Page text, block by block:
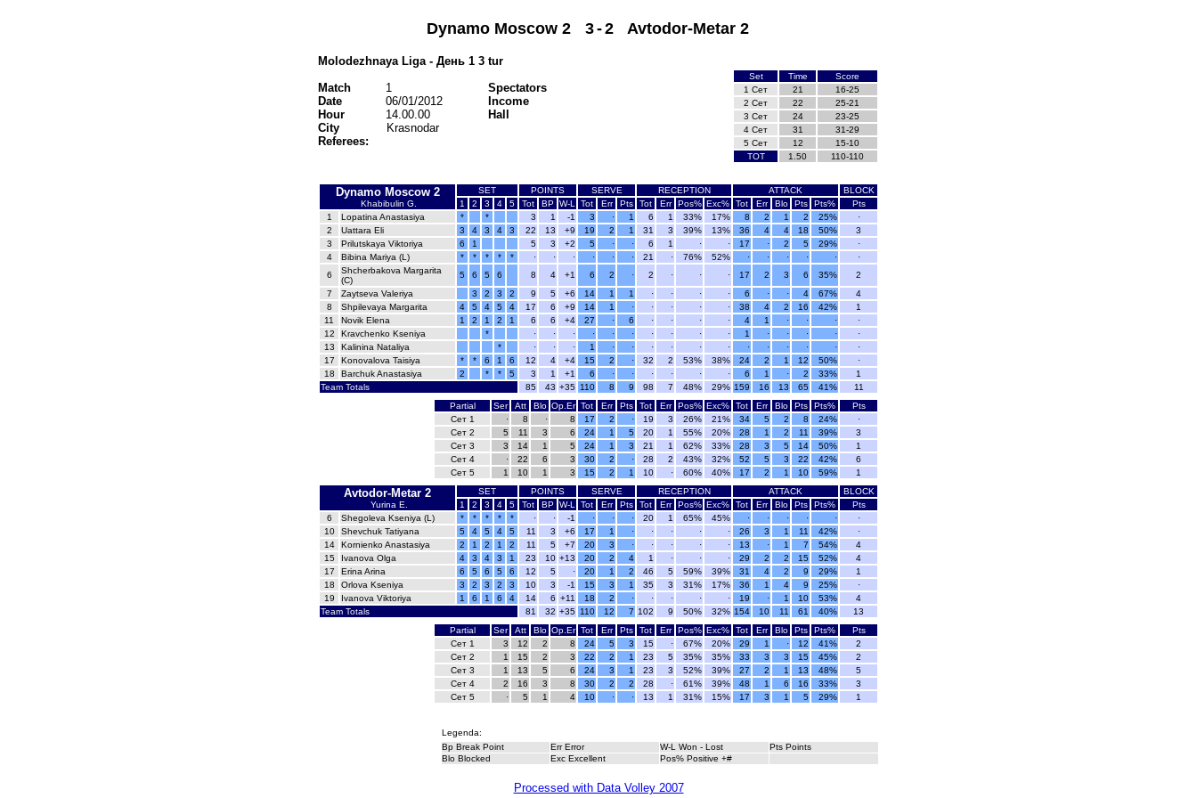
Dynamo Moscow 2 3-2 Avtodor-Metar 2
Molodezhnaya Liga - День 1 3 tur
Match
1
Spectators
Date
06/01/2012
Income
Hour
14.00.00
Hall
City
Krasnodar
Referees:
Set Time
Score
1 Сет
21
16-25
2 Сет
22
25-21
3 Сет
24
23-25
4 Сет
31
31-29
5 Сет
12
15-10
TOT
1.50 110-110
Dynamo Moscow 2
Khabibulin G.
SET POINTS SERVE RECEPTION ATTACK
BLOCK
1
2 3 4 5 Tot BP W-L Tot Err Pts Tot Err Pos% Exc% Tot Err Blo Pts Pts%
Pts
1
Lopatina Anastasiya * * 3 1 -1 3 · 1 6 1 33% 17% 8 2 1 2 25%
·
2
Uattara Eli 3 4 3 4 3 22 13 +9 19 2 1 31 3 39% 13% 36 4 4 18 50%
3
3
Prilutskaya Viktoriya 6 1 5 3 +2 5 · · 6 1 · · 17 · 2 5 29%
·
4
Bibina Mariya (L) * * * * * · · · · · · 21 · 76% 52% · · · · ·
·
6
Shcherbakova Margarita
(C)
5 6 5 6 8 4 +1 6 2 · 2 · · · 17 2 3 6 35%
2
7
Zaytseva Valeriya 3 2 3 2 9 5 +6 14 1 1 · · · · 6 · · 4 67%
4
8
Shpilevaya Margarita 4 5 4 5 4 17 6 +9 14 1 · · · · · 38 4 2 16 42%
1
11
Novik Elena 1 2 1 2 1 6 6 +4 27 · 6 · · · · 4 1 · · ·
·
12
Kravchenko Kseniya * · · · · · · · · · · 1 · · · ·
·
13
Kalinina Nataliya * · · · 1 · · · · · · · · · · ·
·
17
Konovalova Taisiya * * 6 1 6 12 4 +4 15 2 · 32 2 53% 38% 24 2 1 12 50%
·
18
Barchuk Anastasiya 2 * * 5 3 1 +1 6 · · · · · · 6 1 · 2 33%
1
Team Totals
85 43 +35 110 8 9 98 7 48% 29% 159 16 13 65 41%
11
Partial
Ser Att Blo Op.Er Tot Err Pts Tot Err Pos% Exc% Tot Err Blo Pts Pts%
Pts
Сет 1
· 8 · 8 17 2 · 19 3 26% 21% 34 5 2 8 24%
·
Сет 2
5 11 3 6 24 1 5 20 1 55% 20% 28 1 2 11 39%
3
Сет 3
3 14 1 5 24 1 3 21 1 62% 33% 28 3 5 14 50%
1
Сет 4
· 22 6 3 30 2 · 28 2 43% 32% 52 5 3 22 42%
6
Сет 5
1 10 1 3 15 2 1 10 · 60% 40% 17 2 1 10 59% 1
Avtodor-Metar 2
Yurina E.
SET POINTS SERVE RECEPTION ATTACK
BLOCK
1
2 3 4 5 Tot BP W-L Tot Err Pts Tot Err Pos% Exc% Tot Err Blo Pts Pts%
Pts
6
Shegoleva Kseniya (L) * * * * * · · -1 · · · 20 1 65% 45% · · · · ·
·
10
Shevchuk Tatiyana 5 4 5 4 5 11 3 +6 17 1 · · · · · 26 3 1 11 42%
·
14
Kornienko Anastasiya 2 1 2 1 2 11 5 +7 20 3 · · · · · 13 · 1 7 54%
4
15
Ivanova Olga 4 3 4 3 1 23 10 +13 20 2 4 1 · · · 29 2 2 15 52%
4
17
Erina Arina 6 5 6 5 6 12 5 · 20 1 2 46 5 59% 39% 31 4 2 9 29%
1
18
Orlova Kseniya 3 2 3 2 3 10 3 -1 15 3 1 35 3 31% 17% 36 1 4 9 25%
·
19
Ivanova Viktoriya 1 6 1 6 4 14 6 +11 18 2 · · · · · 19 · 1 10 53%
4
Team Totals
81 32 +35 110 12 7 102 9 50% 32% 154 10 11 61 40%
13
Partial
Ser Att Blo Op.Er Tot Err Pts Tot Err Pos% Exc% Tot Err Blo Pts Pts%
Pts
Сет 1
3 12 2 8 24 5 3 15 · 67% 20% 29 1 · 12 41%
2
Сет 2
1 15 2 3 22 2 1 23 5 35% 35% 33 3 3 15 45%
2
Сет 3
1 13 5 6 24 3 1 23 3 52% 39% 27 2 1 13 48%
5
Сет 4
2 16 3 8 30 2 2 28 · 61% 39% 48 1 6 16 33%
3
Сет 5
· 5 1 4 10 · · 13 1 31% 15% 17 3 1 5 29% 1
Legenda:
Bp Break Point
Err Error W-L Won - Lost
Pts Points
Blo Blocked
Exc Excellent Pos% Positive +#
Processed with Data Volley 2007